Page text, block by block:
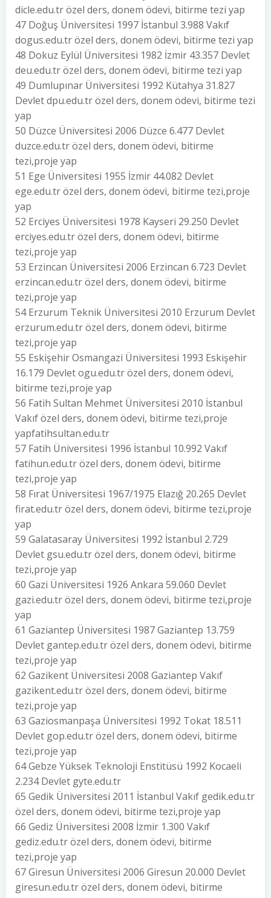
dicle.edu.tr özel ders, donem ödevi, bitirme tezi yap
47 Doğuş Üniversitesi 1997 İstanbul 3.988 Vakıf
dogus.edu.tr özel ders, donem ödevi, bitirme tezi yap
48 Dokuz Eylül Üniversitesi 1982 İzmir 43.357 Devlet
deu.edu.tr özel ders, donem ödevi, bitirme tezi yap
49 Dumlupınar Üniversitesi 1992 Kütahya 31.827
Devlet dpu.edu.tr özel ders, donem ödevi, bitirme tezi
yap
50 Düzce Üniversitesi 2006 Düzce 6.477 Devlet
duzce.edu.tr özel ders, donem ödevi, bitirme
tezi,proje yap
51 Ege Üniversitesi 1955 İzmir 44.082 Devlet
ege.edu.tr özel ders, donem ödevi, bitirme tezi,proje
yap
52 Erciyes Üniversitesi 1978 Kayseri 29.250 Devlet
erciyes.edu.tr özel ders, donem ödevi, bitirme
tezi,proje yap
53 Erzincan Üniversitesi 2006 Erzincan 6.723 Devlet
erzincan.edu.tr özel ders, donem ödevi, bitirme
tezi,proje yap
54 Erzurum Teknik Üniversitesi 2010 Erzurum Devlet
erzurum.edu.tr özel ders, donem ödevi, bitirme
tezi,proje yap
55 Eskişehir Osmangazi Üniversitesi 1993 Eskişehir
16.179 Devlet ogu.edu.tr özel ders, donem ödevi,
bitirme tezi,proje yap
56 Fatih Sultan Mehmet Üniversitesi 2010 İstanbul
Vakıf özel ders, donem ödevi, bitirme tezi,proje
yapfatihsultan.edu.tr
57 Fatih Üniversitesi 1996 İstanbul 10.992 Vakıf
fatihun.edu.tr özel ders, donem ödevi, bitirme
tezi,proje yap
58 Fırat Üniversitesi 1967/1975 Elazığ 20.265 Devlet
firat.edu.tr özel ders, donem ödevi, bitirme tezi,proje
yap
59 Galatasaray Üniversitesi 1992 İstanbul 2.729
Devlet gsu.edu.tr özel ders, donem ödevi, bitirme
tezi,proje yap
60 Gazi Üniversitesi 1926 Ankara 59.060 Devlet
gazi.edu.tr özel ders, donem ödevi, bitirme tezi,proje
yap
61 Gaziantep Üniversitesi 1987 Gaziantep 13.759
Devlet gantep.edu.tr özel ders, donem ödevi, bitirme
tezi,proje yap
62 Gazikent Üniversitesi 2008 Gaziantep Vakıf
gazikent.edu.tr özel ders, donem ödevi, bitirme
tezi,proje yap
63 Gaziosmanpaşa Üniversitesi 1992 Tokat 18.511
Devlet gop.edu.tr özel ders, donem ödevi, bitirme
tezi,proje yap
64 Gebze Yüksek Teknoloji Enstitüsü 1992 Kocaeli
2.234 Devlet gyte.edu.tr
65 Gedik Üniversitesi 2011 İstanbul Vakıf gedik.edu.tr
özel ders, donem ödevi, bitirme tezi,proje yap
66 Gediz Üniversitesi 2008 İzmir 1.300 Vakıf
gediz.edu.tr özel ders, donem ödevi, bitirme
tezi,proje yap
67 Giresun Üniversitesi 2006 Giresun 20.000 Devlet
giresun.edu.tr özel ders, donem ödevi, bitirme